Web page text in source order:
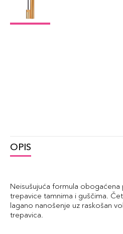
OPIS
Neisušujuća formula
trepavice tamnima i guščima.
lagano nanošenje uz raskošan
trepavica.